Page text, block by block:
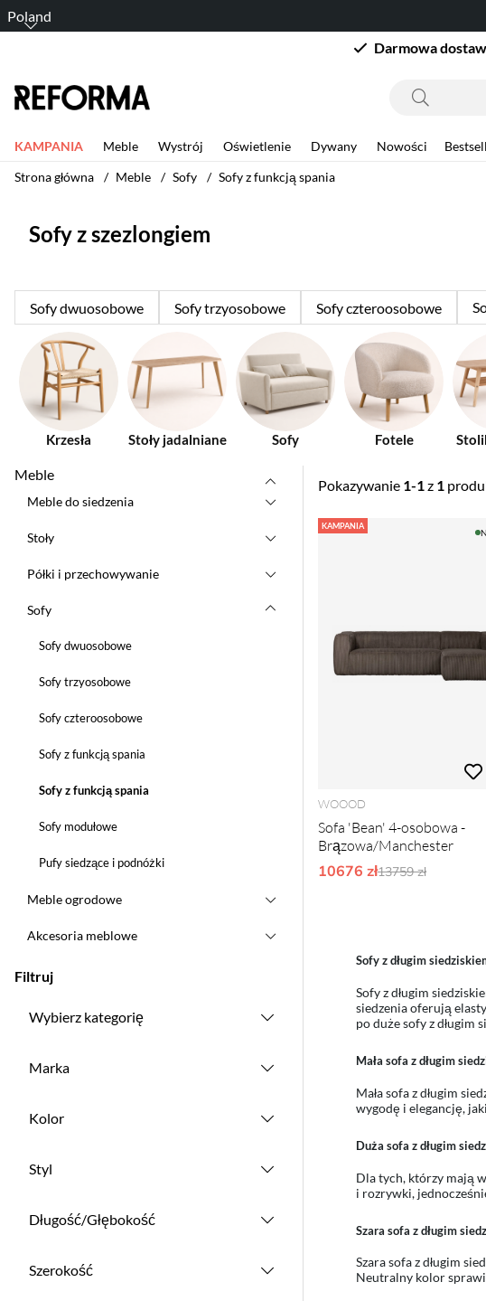
Poland
Darmowa
KAMPANIA Meble Wystrój Oświetlenie Dywany Nowości
Strona główna
Meble Sofy Sofy z funkcją spania
Sofy z szezlongiem
Sofy dwuosobowe Sofy trzyosobowe Sofy czteroosobowe
Krzesła Stoły jadalniane Sofy Fotele
Meble
Meble do siedzenia
Stoły
Półki i przechowywanie
Sofy
Sofy dwuosobowe
Sofy trzyosobowe
Sofy czteroosobowe
Sofy z funkcją spania
Sofy z funkcją spania
Sofy modułowe
Pufy siedzące i podnóżki
Meble ogrodowe
Akcesoria meblowe
Filtruj
Wybierz kategorię
Marka
Kolor
Styl
Długość/Głębokość
Szerokość
Pokazywanie 1-1 z 1
Produkty
KAMPANIA
WOOOD
Sofa 'Bean' 4-osobowa -
Brązowa/Manchester
10676 złOrdynarne ceny:
13759 zł
Sofy z długim
Sofy z długim
siedzenia oferują
po duże sofy z długim
Mała sofa z długim
Mała sofa z długim
wygodę i elegancję,
Duża sofa z długim
Dla tych, którzy mają
i rozrywki,
Szara sofa z długim
Szara sofa z długim
Neutralny kolor